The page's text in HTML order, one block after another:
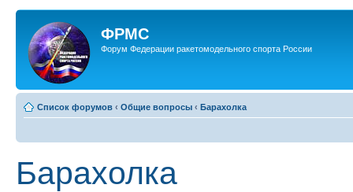
ФРМС
Форум Федерации ракетомодельного спорта России
Список форумов ‹ Общие вопросы ‹ Барахолка
Барахолка